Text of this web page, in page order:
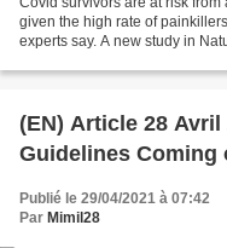
given the high rate of
experts say. A new study in
(EN) Article 28 Avril
Guidelines Coming
Publié le 29/04/2021 à 07:42
Par Mimil28